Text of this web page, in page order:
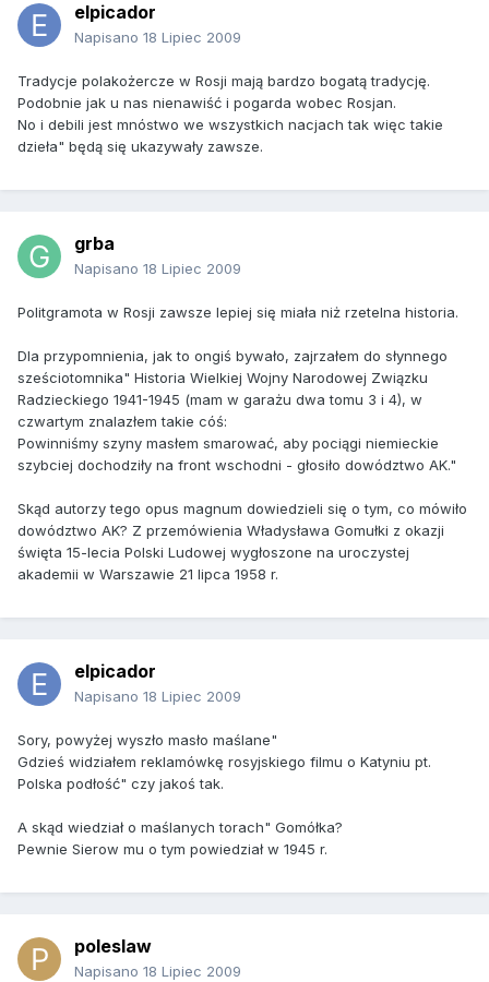
elpicador
Napisano 18 Lipiec 2009
Tradycje polakożercze w Rosji mają bardzo bogatą tradycję.
Podobnie jak u nas nienawiść i pogarda wobec Rosjan.
No i debili jest mnóstwo we wszystkich nacjach tak więc takie
dzieła" będą się ukazywały zawsze.
grba
Napisano 18 Lipiec 2009
Politgramota w Rosji zawsze lepiej się miała niż rzetelna historia.
Dla przypomnienia, jak to ongiś bywało, zajrzałem do słynnego
sześciotomnika" Historia Wielkiej Wojny Narodowej Związku
Radzieckiego 1941-1945 (mam w garażu dwa tomu 3 i 4), w
czwartym znalazłem takie cóś:
Powinniśmy szyny masłem smarować, aby pociągi niemieckie
szybciej dochodziły na front wschodni - głosiło dowództwo AK."
Skąd autorzy tego opus magnum dowiedzieli się o tym, co mówiło
dowództwo AK? Z przemówienia Władysława Gomułki z okazji
święta 15-lecia Polski Ludowej wygłoszone na uroczystej
akademii w Warszawie 21 lipca 1958 r.
elpicador
Napisano 18 Lipiec 2009
Sory, powyżej wyszło masło maślane"
Gdzieś widziałem reklamówkę rosyjskiego filmu o Katyniu pt.
Polska podłość" czy jakoś tak.
A skąd wiedział o maślanych torach" Gomółka?
Pewnie Sierow mu o tym powiedział w 1945 r.
poleslaw
Napisano 18 Lipiec 2009